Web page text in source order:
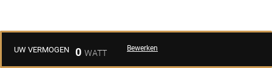
UW VERMOGEN 0 Bewerken